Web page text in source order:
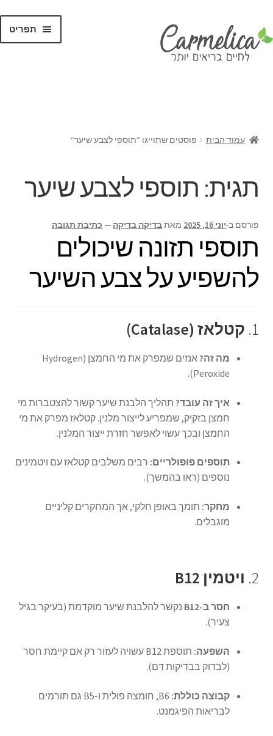
תפריט
עמוד הבית פוסטים שתוייגו ”תוספי לצבע שיער“
תגית: תוספי לצבע שיער
פורסם ב-יוני 16, 2025 מאתבדיקה בדיקה — כתיבת תגובה
תוספי תזונה שיכולים
להשפיע על צבע השיער
1. קטלאז (Catalase)
מה זה?
אנזים שמפרק את מי החמצן (Hydrogen
Peroxide).
איך זה עובד?תהליך הלבנת שיער קשור להצטברות מי
חמצן בזקיק, שמפריע לייצור מלנין. קטלאז מפרק את מי
החמצן ובכך עשוי לאפשר חזרת ייצור המלנין.
תוספים פופולריים: רבים משלבים קטלאז עם ויטמינים
נוספים (ראו בהמשך).
מחקר: תומך באופן חלקי, אך המחקרים קליניים
מוגבלים.
2. ויטמין B12
חסר ב-B12
נקשר להלבנת שיער מוקדמת (בעיקר בגיל
צעיר).
השפעה:
תוספת B12 עשויה לעזור רק אם קיימת חסר
(לבדוק בבדיקות דם).
קבוצה כוללת:
B6, חומצה פולית ו-B5 גם תורמים
לבריאות הפיגמנט.